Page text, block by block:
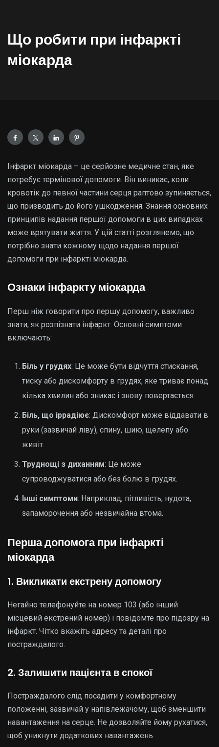
Що робити при інфаркті
міокарда
Інфаркт міокарда – це серйозне медичне стан, яке
потребує термінової допомоги. Він виникає, коли
кровотік до певної частини серця раптово зупиняється,
що призводить до його ушкодження. Знання основних
принципів надання першої допомоги в цих випадках
може врятувати життя. У цій статті розглянемо, що
потрібно знати кожному щодо надання першої
допомоги при інфаркті міокарда.
Ознаки інфаркту міокарда
Перш ніж говорити про першу допомогу, важливо
знати, як розпізнати інфаркт. Основні симптоми
включають:
Біль у грудях: Це може бути відчуття стискання,
тиску або дискомфорту в грудях, яке триває понад
кілька хвилин або зникає і знову повертається.
Біль, що іррадіює: Дискомфорт може віддавати в
руки (зазвичай ліву), спину, шию, щелепу або
живіт.
Труднощі з диханням: Це може
супроводжуватися або без болю в грудях.
Інші симптоми: Наприклад, пітливість, нудота,
запаморочення або незвичайна втома.
Перша допомога при інфаркті
міокарда
1. Викликати екстрену допомогу
Негайно телефонуйте на номер 103 (або інший
місцевий екстрений номер) і повідомте про підозру на
інфаркт. Чітко вкажіть адресу та деталі про
постраждалого.
2. Залишити пацієнта в спокої
Постраждалого слід посадити у комфортному
положенні, зазвичай у напівлежачому, щоб зменшити
навантаження на серце. Не дозволяйте йому рухатися,
щоб уникнути додаткових навантажень.